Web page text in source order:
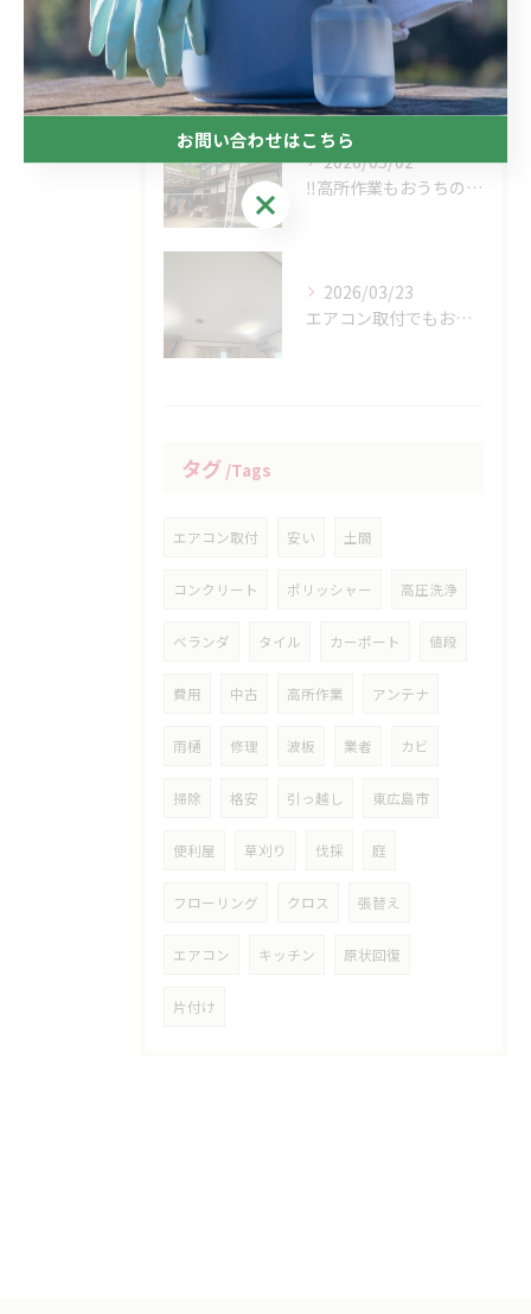
2026/05/08
2026/05/02
‼高所作業もおうちの御用聞き家工房八本松へお任せください‼
2026/03/23
エアコン取付でもおうちの御用家工房にお任せください
タグ Tags
エアコン取付 安い 土間
コンクリート ポリッシャー 高圧洗浄
ベランダ タイル カーポート 値段
費用 中古 高所作業 アンテナ
雨樋 修理 波板 業者 カビ
掃除 格安 引っ越し 東広島市
便利屋 草刈り 伐採 庭
フローリング クロス 張替え
エアコン キッチン 原状回復
片付け
お問い合わせはこちら
お問い合わせはこちら